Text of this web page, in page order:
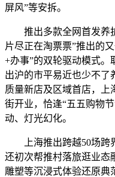
屏风”等安拆。
推出多款全网首发养护
片尽正在淘票票”推出的
+办事”的双轮驱动模式
出沪的市平易近也少不了
质量新店及区域首店，上
街开业，恰逢“五五购物
动、灯光幻化。
上海推出跨越50场跨
还初次帮推村落旅逛业态
雕塑等沉浸式体验还原典